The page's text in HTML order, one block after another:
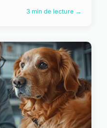
3 min de lecture →